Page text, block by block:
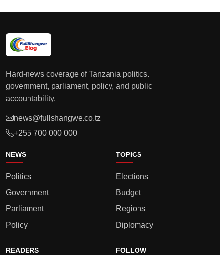
Hard-news coverage of Tanzania politics,
government, parliament, policy, and public
accountability.
news@fullshangwe.co.tz
+255 700 000 000
NEWS
Politics
Government
Parliament
Policy
TOPICS
Elections
Budget
Regions
Diplomacy
READERS FOLLOW